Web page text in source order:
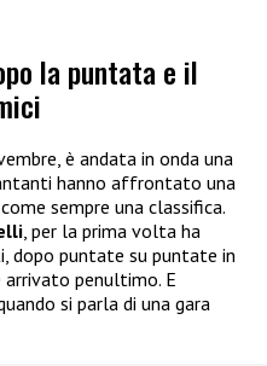
la puntata e il
è andata in onda una
hanno affrontato una
sempre una classifica.
, per la prima volta ha
dopo puntate su puntate in
arrivato penultimo. E
si parla di una gara